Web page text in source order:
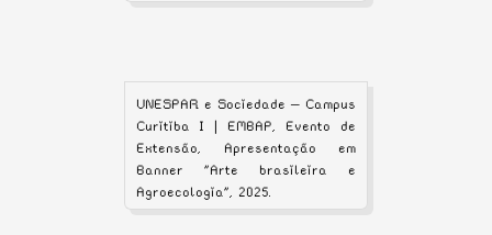
UNESPAR e Sociedade – Campus
Curitiba I | EMBAP, Evento de
Extensão, Apresentação em
Banner "Arte brasileira e
Agroecologia", 2025.